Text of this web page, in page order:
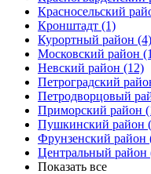
Красносельский
Кронштадт (1)
Курортный район (4)
Московский район
Невский район (12)
Петроградский
Петродворцовый
Приморский район
Пушкинский район
Фрунзенский район
Центральный район
Показать все